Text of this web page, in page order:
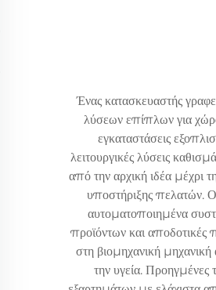
Ένας κατασκευαστής
λύσεων επίπλων για
εγκαταστάσεις
λειτουργικές λύσεις
από την αρχική ιδέα μέχρι
υποστήριξης πελατών.
αυτοματοποιημένα
προϊόντων και αποδοτικές
στη βιομηχανική
την υγεία.